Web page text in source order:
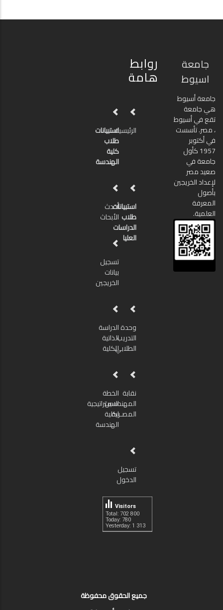
جامعة
اسيوط
جامعة أسيوط
هي جامعة
تقع في أسيوط
، مصر. تأسست
في أكتوبر
1957 كأول
جامعة في
صعيد مصر
لإعداد الخريجين
بأصول
المعرفة
العلمية.
روابط
هامة
الرئيسيةاستبيانات
طلاب
كلية
الهندسة
استبيانات
طلاب
الدراسات
العليا
أحدث
الأبحاث
تسجيل
بيانات
الخريجين
وحدة
التدريب
الطلابي
الدراسة
الذاتية
للكلية
نقابة
المهندسين
المصـرية
الخطة
الاستراتيجية
لكلية
الهندسة
تسجيل
الدخول
Total: 702 800
Today: 780
Yesterday: 1 313
Visitors
جميع الحقوق محفوظة